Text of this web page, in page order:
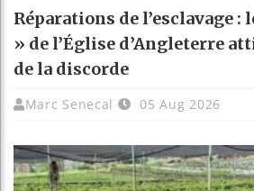
Réparations de l’esclavage :
» de l’Église d’Angleterre
de la discorde
Marc Senecal 05 Aug 2026